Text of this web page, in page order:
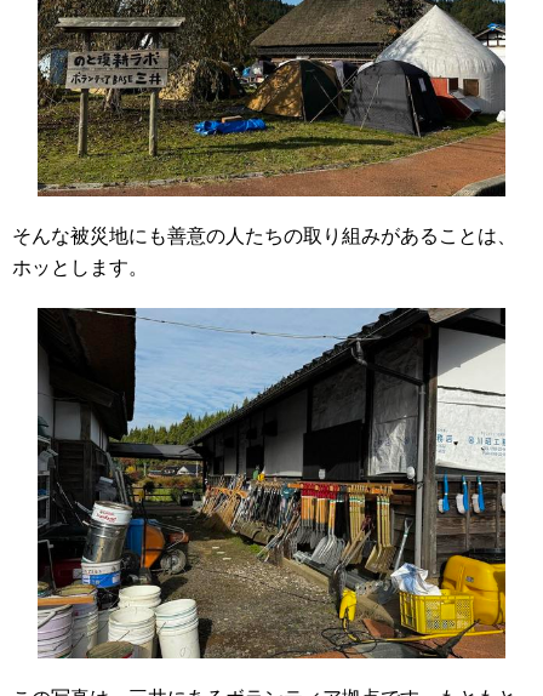
そんな被災地にも善意の人たちの取り組みがあることは、
ホッとします。